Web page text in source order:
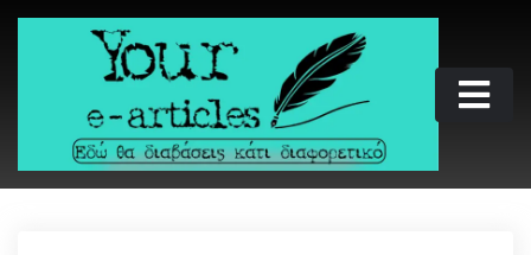
Skip
Your e-articles
Εδώ θα διαβάσεις κάτι διαφορετικό